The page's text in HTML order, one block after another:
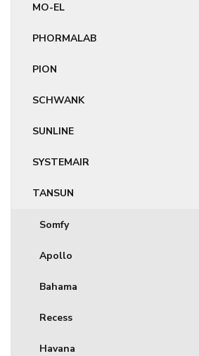
MO-EL
PHORMALAB
PION
SCHWANK
SUNLINE
SYSTEMAIR
TANSUN
Somfy
Apollo
Bahama
Recess
Havana